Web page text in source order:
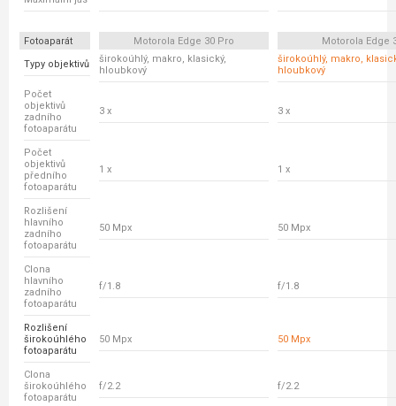
Fotoaparát Motorola Edge 30 Pro
Motorola Edge
Typy objektivů
širokoúhlý, makro, klasický,
hloubkový
širokoúhlý, makro,
hloubkový
Počet
objektivů
zadního
fotoaparátu
3 x 3 x
Počet
objektivů
předního
fotoaparátu
1 x 1 x
Rozlišení
hlavního
zadního
fotoaparátu
50 Mpx 50 Mpx
Clona
hlavního
zadního
fotoaparátu
f/1.8 f/1.8
Rozlišení
širokoúhlého
fotoaparátu
50 Mpx 50 Mpx
Clona
širokoúhlého
fotoaparátu
f/2.2 f/2.2